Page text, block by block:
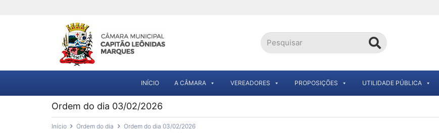
INÍCIO A CÂMARA VEREADORES PROPOSIÇÕES UTILIDADE PÚBLICA
Ordem do dia 03/02/2026
Início Ordem do dia Ordem do dia 03/02/2026